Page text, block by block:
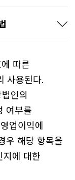
따른
사용된다.
인의
여부를
업이익에
우 해당 항목을
지에 대한